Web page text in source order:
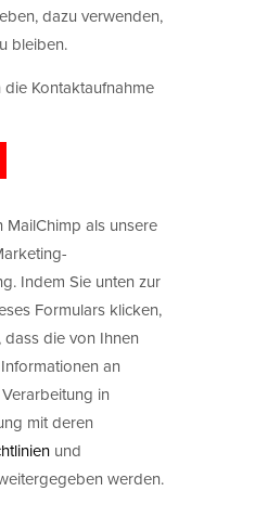
dazu verwenden,
bleiben.
Kontaktaufnahme
MailChimp als unsere
Indem Sie unten zur
Formulars klicken,
dass die von Ihnen
an
in
mit deren
und
werden.